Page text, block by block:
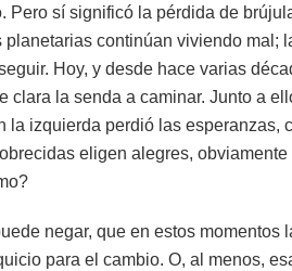
Pero sí significó la pérdida de
planetarias continúan viviendo mal;
Hoy, y desde hace varias
clara la senda a caminar. Junto a
la izquierda perdió las esperanzas,
eligen alegres,
negar, que en estos
para el cambio. O, al menos,